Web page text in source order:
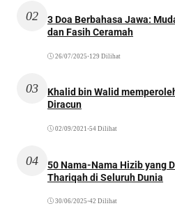
02
3 Doa Berbahasa Jawa:
dan Fasih Ceramah
26/07/2025 •129 Dilihat
03
Khalid bin Walid
Diracun
02/09/2021 •54 Dilihat
04
50 Nama-Nama Hizib yang
Thariqah di Seluruh Dunia
30/06/2025 •42 Dilihat